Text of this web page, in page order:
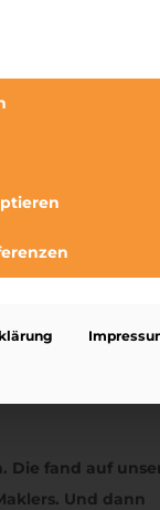
von
seit zwei Jahren
Immobilienlage
hat uns
der
Die fand auf
Und dann